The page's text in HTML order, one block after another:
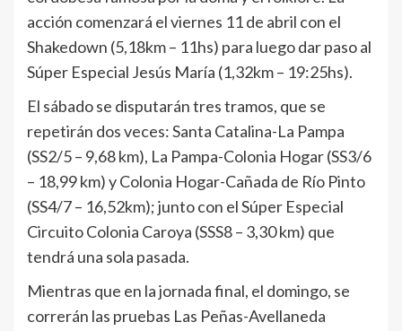
acción comenzará el viernes 11 de abril con el
Shakedown (5,18km – 11hs) para luego dar paso al
Súper Especial Jesús María (1,32km – 19:25hs).
El sábado se disputarán tres tramos, que se
repetirán dos veces: Santa Catalina-La Pampa
(SS2/5 – 9,68 km), La Pampa-Colonia Hogar (SS3/6
– 18,99 km) y Colonia Hogar-Cañada de Río Pinto
(SS4/7 – 16,52km); junto con el Súper Especial
Circuito Colonia Caroya (SSS8 – 3,30 km) que
tendrá una sola pasada.
Mientras que en la jornada final, el domingo, se
correrán las pruebas Las Peñas-Avellaneda